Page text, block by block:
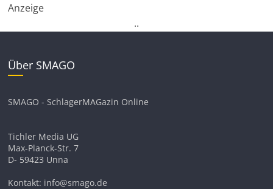
Anzeige
..
Über SMAGO
SMAGO - SchlagerMAGazin Online
Tichler Media UG
Max-Planck-Str. 7
D- 59423 Unna
Kontakt: info@smago.de